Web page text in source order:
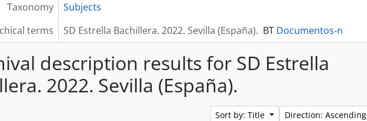
Taxonomy
Subjects
terms
SD Estrella Bachillera. 2022. Sevilla (España). BT Documentos-n
description results for SD Estrella
2022. Sevilla (España).
Sort by: Title Direction: Ascending